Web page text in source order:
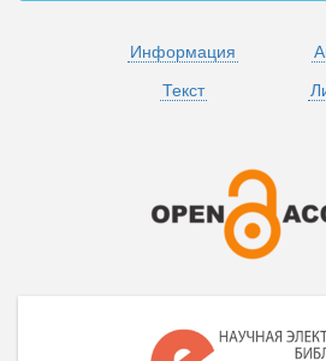
Информация
Текст